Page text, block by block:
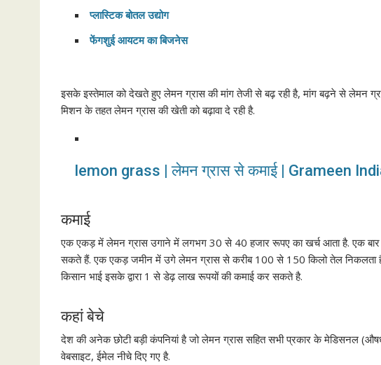
प्लास्टिक बोतल उद्योग
फेंगशुई आयटम का बिजनेस
इसके इस्तेमाल को देखते हुए लेमन ग्रास की मांग तेजी से बढ़ रही है, मांग बढ़ने से लेमन ग्रास
मिशन के तहत लेमन ग्रास की खेती को बढ़ावा दे रही है.
lemon grass | लेमन ग्रास से कमाई | Grameen
कमाई
एक एकड़ में लेमन ग्रास उगाने में लगभग 30 से 40 हजार रूपए का खर्च आता है. एक
सकते हैं. एक एकड़ जमीन में उगे लेमन ग्रास से करीब 100 से 150 किलो तेल निकलता
किसान भाई इसके द्वारा 1 से डेढ़ लाख रूपयों की कमाई कर सकते है.
कहां बेचे
देश की अनेक छोटी बड़ी कंपनियां है जो लेमन ग्रास सहित सभी प्रकार के मेडिसनल
वेबसाइट, ईमेल नीचे दिए गए है.